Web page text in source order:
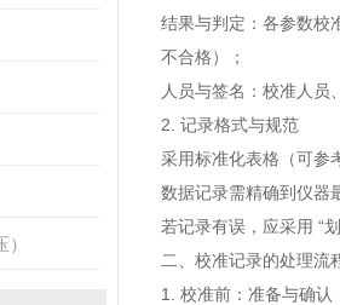
结果与判定：各参数校
不合格）；
人员与签名：校准人员
2. 记录格式与规范
采用标准化表格（可参
数据记录需精确到仪器
若记录有误，应采用 “
二、校准记录的处理流
1. 校准前：准备与确认